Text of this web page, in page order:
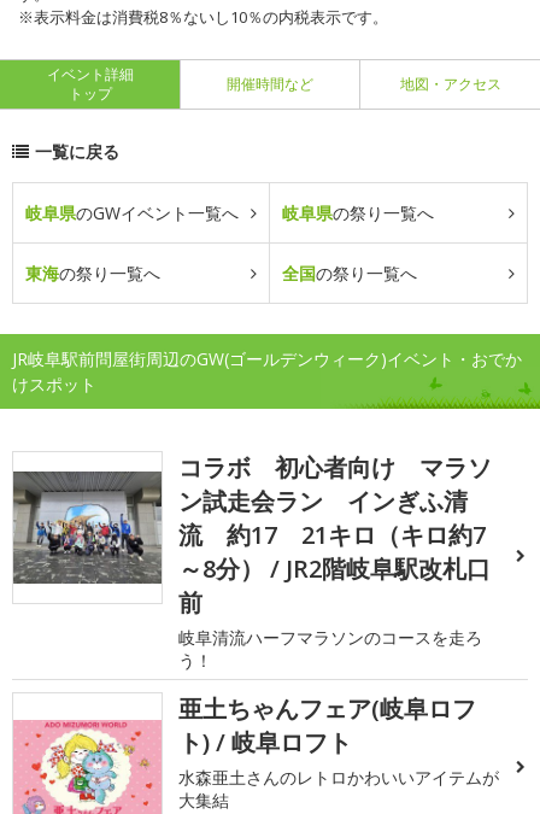
※表示料金は消費税8％ないし10％の内税表示です。
イベント詳細
トップ
開催時間など 地図・アクセス
一覧に戻る
岐阜県のGWイベント一覧へ 岐阜県の祭り一覧へ
東海の祭り一覧へ 全国の祭り一覧へ
JR岐阜駅前問屋街周辺のGW(ゴールデンウィーク)イベント・おでか
けスポット
コラボ 初心者向け マラソ
ン試走会ラン インぎふ清
流 約17 21キロ（キロ約7
～8分） / JR2階岐阜駅改札口
前
岐阜清流ハーフマラソンのコースを走ろ
う！
亜土ちゃんフェア(岐阜ロフ
ト) / 岐阜ロフト
水森亜土さんのレトロかわいいアイテムが
大集結